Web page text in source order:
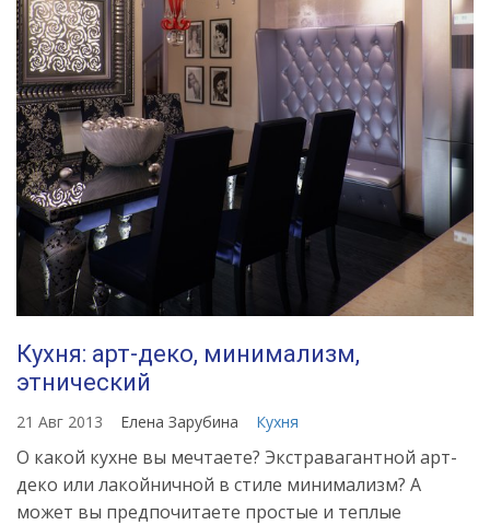
Кухня: арт-деко, минимализм,
этнический
21 Авг 2013 Елена Зарубина Кухня
О какой кухне вы мечтаете? Экстравагантной арт-
деко или лакойничной в стиле минимализм? А
может вы предпочитаете простые и теплые